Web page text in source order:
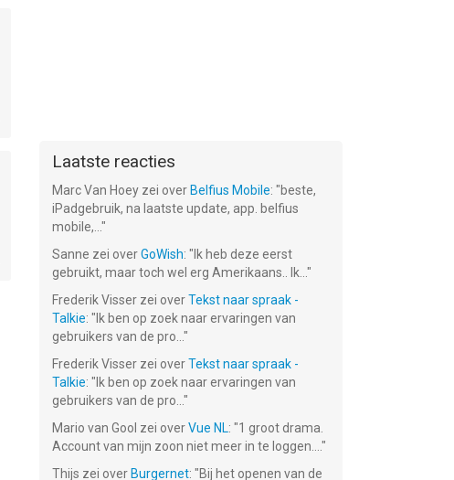
Laatste reacties
Marc Van Hoey zei over Belfius Mobile: "beste,
iPadgebruik, na laatste update, app. belfius
mobile,... "
Sanne zei overGoWish: " Ik heb deze eerst
gebruikt, maar toch wel erg Amerikaans.. Ik... "
Frederik Visser zei overTekst naar spraak -
Talkie: " Ik ben op zoek naar ervaringen van
gebruikers van de pro... "
Frederik Visser zei overTekst naar spraak -
Talkie: " Ik ben op zoek naar ervaringen van
gebruikers van de pro... "
Mario van Gool zei overVue NL: "1 groot drama.
Account van mijn zoon niet meer in te loggen.... "
Thijs zei over Burgernet: "Bij het openen van de